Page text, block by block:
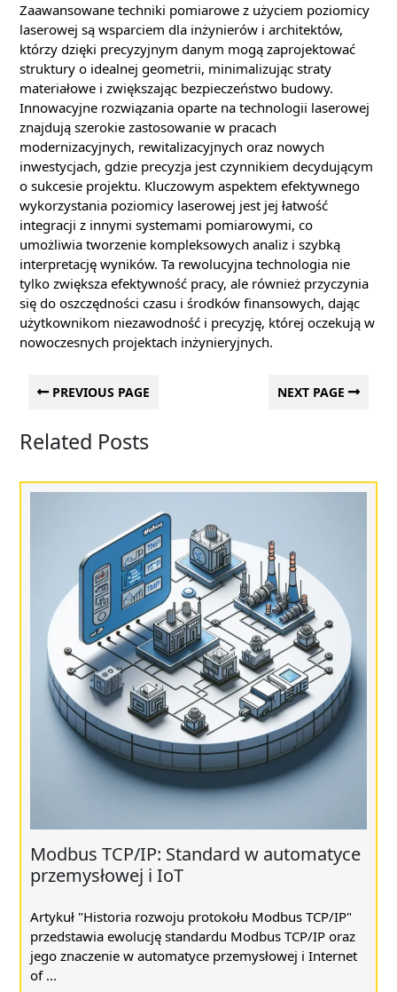
Zaawansowane techniki pomiarowe z użyciem poziomicy
laserowej są wsparciem dla inżynierów i architektów,
którzy dzięki precyzyjnym danym mogą zaprojektować
struktury o idealnej geometrii, minimalizując straty
materiałowe i zwiększając bezpieczeństwo budowy.
Innowacyjne rozwiązania oparte na technologii laserowej
znajdują szerokie zastosowanie w pracach
modernizacyjnych, rewitalizacyjnych oraz nowych
inwestycjach, gdzie precyzja jest czynnikiem decydującym
o sukcesie projektu. Kluczowym aspektem efektywnego
wykorzystania poziomicy laserowej jest jej łatwość
integracji z innymi systemami pomiarowymi, co
umożliwia tworzenie kompleksowych analiz i szybką
interpretację wyników. Ta rewolucyjna technologia nie
tylko zwiększa efektywność pracy, ale również przyczynia
się do oszczędności czasu i środków finansowych, dając
użytkownikom niezawodność i precyzję, której oczekują w
nowoczesnych projektach inżynieryjnych.
PREVIOUS PAGE NEXT PAGE
Related Posts
Modbus TCP/IP: Standard w automatyce
przemysłowej i IoT
Artykuł "Historia rozwoju protokołu Modbus TCP/IP"
przedstawia ewolucję standardu Modbus TCP/IP oraz
jego znaczenie w automatyce przemysłowej i Internet
of ...